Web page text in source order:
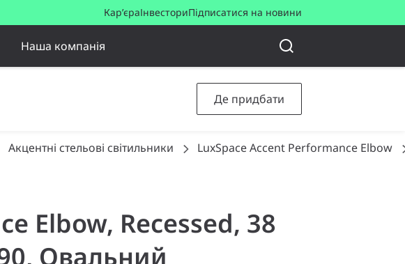
Кар’єраІнвесториПідписатися на новини
Наша компанія
Де придбати
Акцентні стельові світильники LuxSpace Accent Performance Elbow
Elbow, Recessed, 38
Овальний